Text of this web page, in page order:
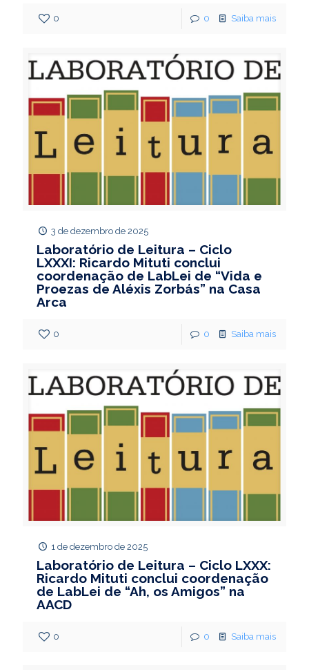
0 0 Saiba mais
3 de dezembro de 2025
Laboratório de Leitura – Ciclo
LXXXI: Ricardo Mituti conclui
coordenação de LabLei de “Vida e
Proezas de Aléxis Zorbás” na Casa
Arca
0 0 Saiba mais
1 de dezembro de 2025
Laboratório de Leitura – Ciclo LXXX:
Ricardo Mituti conclui coordenação
de LabLei de “Ah, os Amigos” na
AACD
0 0 Saiba mais